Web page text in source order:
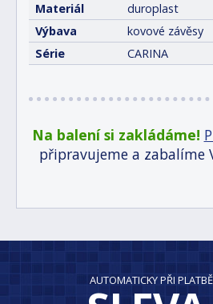
Materiál
duroplast
Výbava
kovové závěsy
Série
CARINA
Na balení si zakládáme!
připravujeme a zabalíme
AUTOMATICKY PŘI